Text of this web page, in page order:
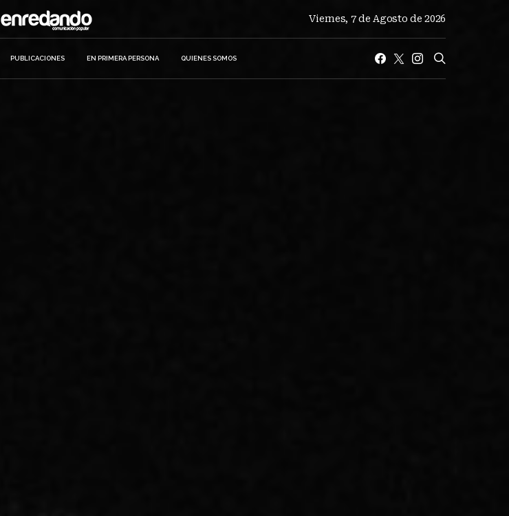
Viernes, 7 de Agosto de 2026
PUBLICACIONES EN PRIMERA PERSONA QUIENES SOMOS